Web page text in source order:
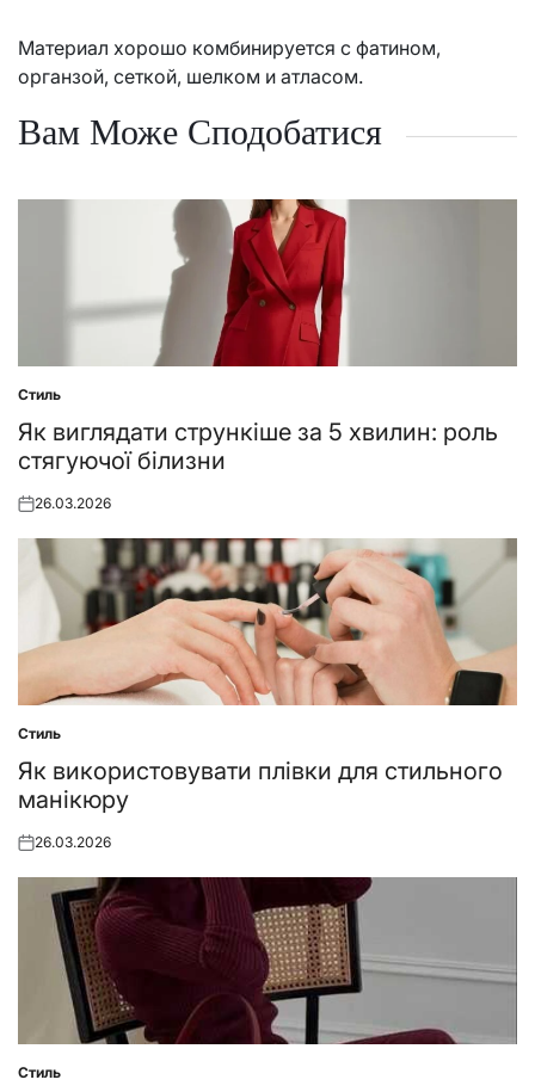
Материал хорошо комбинируется с фатином,
органзой, сеткой, шелком и атласом.
Вам Може Сподобатися
Posted
in
Стиль
Як виглядати стрункіше за 5 хвилин: роль
стягуючої білизни
Posted
26.03.2026
Posted
in
Стиль
Як використовувати плівки для стильного
манікюру
Posted
26.03.2026
Posted
Стиль